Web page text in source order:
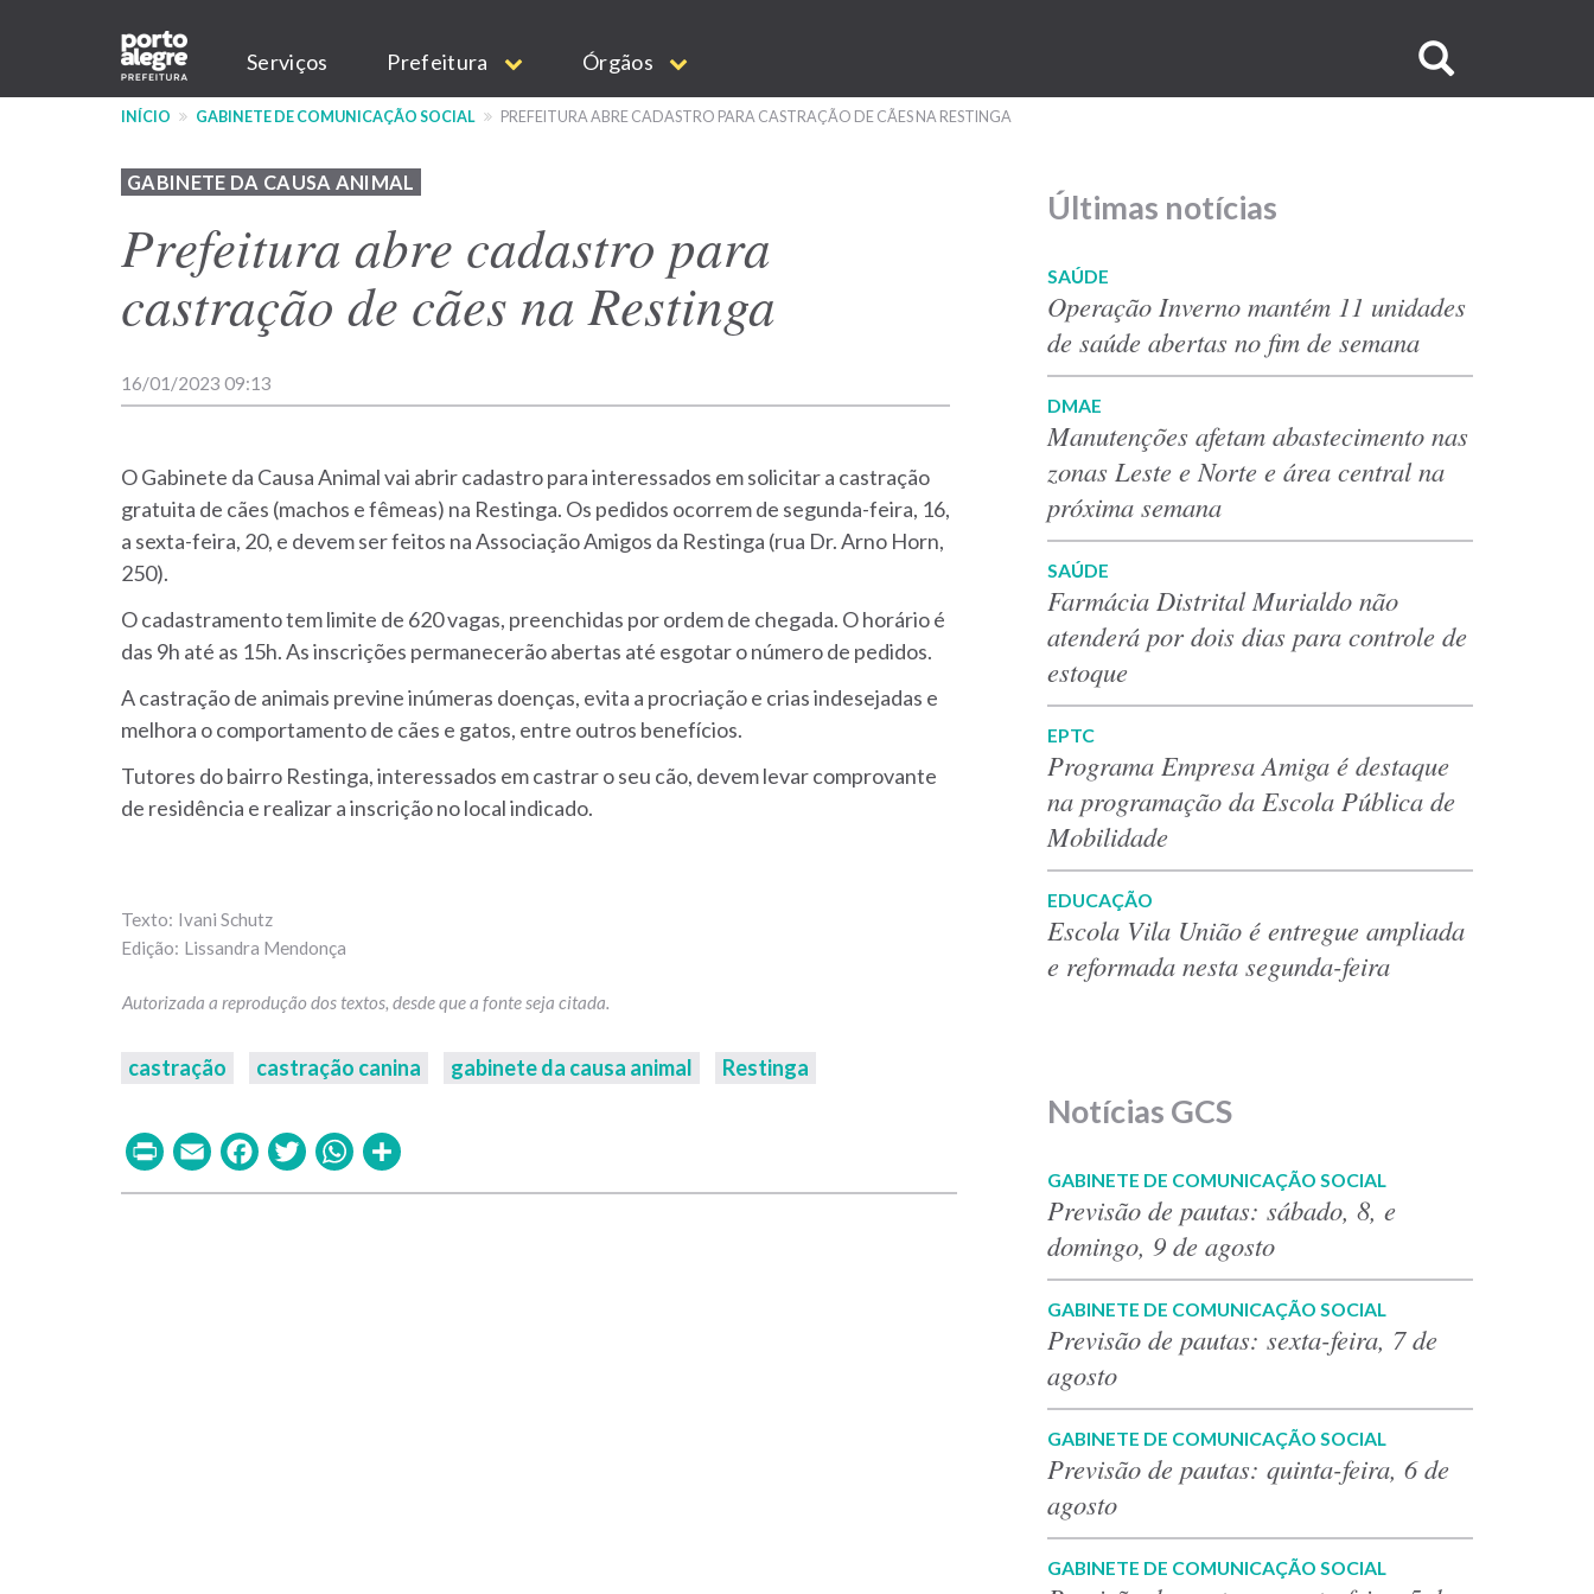
conteúdo
Main
navigation
Serviços Prefeitura Órgãos
no
INÍCIO GABINETE DE COMUNICAÇÃO SOCIAL PREFEITURA ABRE CADASTRO PARA CASTRAÇÃO DE CÃES NA RESTINGA
GABINETE DA CAUSA ANIMAL
Prefeitura abre cadastro para
castração de cães na Restinga
16/01/2023 09:13
O Gabinete da Causa Animal vai abrir cadastro para interessados em solicitar a castração
gratuita de cães (machos e fêmeas) na Restinga. Os pedidos ocorrem de segunda-feira, 16,
a sexta-feira, 20, e devem ser feitos na Associação Amigos da Restinga (rua Dr. Arno Horn,
250).
O cadastramento tem limite de 620 vagas, preenchidas por ordem de chegada. O horário é
das 9h até as 15h. As inscrições permanecerão abertas até esgotar o número de pedidos.
A castração de animais previne inúmeras doenças, evita a procriação e crias indesejadas e
melhora o comportamento de cães e gatos, entre outros benefícios.
Tutores do bairro Restinga, interessados em castrar o seu cão, devem levar comprovante
de residência e realizar a inscrição no local indicado.
Ivani Schutz
Lissandra Mendonça
castração castração canina gabinete da causa animal Restinga
PrintEmailFacebook
TwitterWhatsApp
Últimas notícias
SAÚDE
Operação Inverno mantém 11 unidades
de saúde abertas no fim de semana
DMAE
Manutenções afetam abastecimento nas
zonas Leste e Norte e área central na
próxima semana
SAÚDE
Farmácia Distrital Murialdo não
atenderá por dois dias para controle de
estoque
EPTC
Programa Empresa Amiga é destaque
na programação da Escola Pública de
Mobilidade
EDUCAÇÃO
Escola Vila União é entregue ampliada
e reformada nesta segunda-feira
Notícias GCS
GABINETE DE COMUNICAÇÃO SOCIAL
Previsão de pautas: sábado, 8, e
domingo, 9 de agosto
GABINETE DE COMUNICAÇÃO SOCIAL
Previsão de pautas: sexta-feira, 7 de
agosto
GABINETE DE COMUNICAÇÃO SOCIAL
Previsão de pautas: quinta-feira, 6 de
agosto
GABINETE DE COMUNICAÇÃO SOCIAL